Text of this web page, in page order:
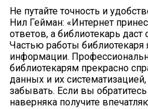
Не путайте точность и
Нил Гейман: «Интернет
ответов, а библиотекарь
Частью работы библиотекаря
информации.
библиотекарям прекрасно
данных и их
забывать. Если вы
наверняка получите